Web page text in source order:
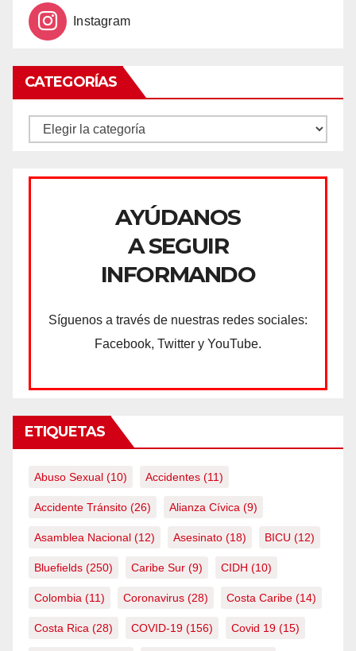
Instagram
CATEGORÍAS
CATEGORÍAS
AYÚDANOS
A SEGUIR
INFORMANDO
Síguenos a través de nuestras redes sociales:
Facebook, Twitter y YouTube.
ETIQUETAS
Abuso Sexual (10) Accidentes (11)
Accidente Tránsito (26) Alianza Cívica (9)
Asamblea Nacional (12) Asesinato (18) BICU (12)
Bluefields (250) Caribe Sur (9) CIDH (10)
Colombia (11) Coronavirus (28) Costa Caribe (14)
Costa Rica (28) COVID-19 (156) Covid 19 (15)